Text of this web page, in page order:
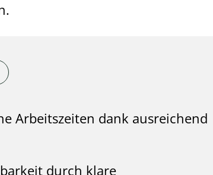
Arbeitszeiten dank ausreichend
durch klare